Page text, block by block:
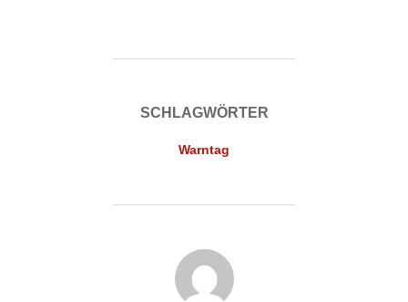
SCHLAGWÖRTER
Warntag
BEITRAGSAUTOR